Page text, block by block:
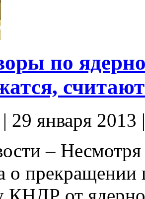
по
| 29 января 2013
– Несмотря
о прекращении